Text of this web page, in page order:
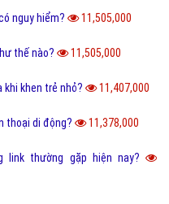
nguy hiểm? 11,505,000
thế nào? 11,505,000
khi khen trẻ nhỏ? 11,407,000
thoại di động? 11,378,000
thường gặp hiện nay?